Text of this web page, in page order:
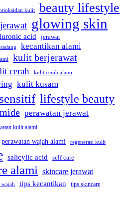
kulit beauty lifestyle
glowing skin
acid jerawat
kecantikan alami
kulit berjerawat
cerah kulit cerah alami
kulit kusam
lifestyle beauty
perawatan jerawat
kulit alami
perawatan wajah alami regenerasi kulit
salicylic acid self care
alami skincare jerawat
wajah tips kecantikan tips skincare